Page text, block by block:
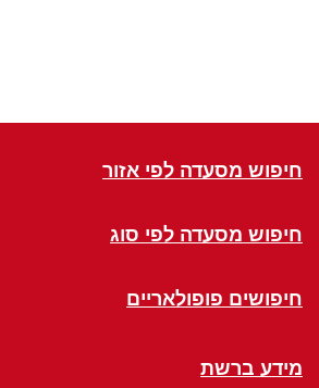
חיפוש מסעדה לפי אזור
חיפוש מסעדה לפי סוג
חיפושים פופולאריים
מידע ברשת